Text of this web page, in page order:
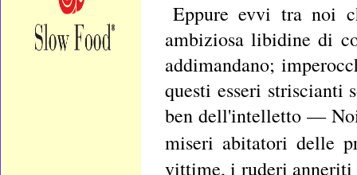
Eppure evvi tra noi
ambiziosa libidine di
addimandano;
questi esseri
ben dell'intelletto —
miseri abitatori delle
vittime, i ruderi